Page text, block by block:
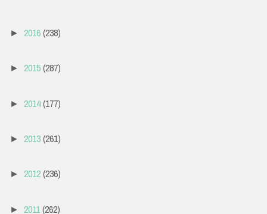
► 2016(238)
► 2015(287)
► 2014(177)
► 2013(261)
► 2012(236)
► 2011(262)